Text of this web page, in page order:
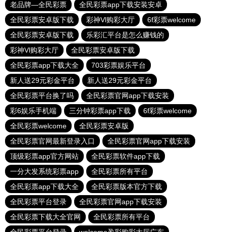
老品牌—全民彩票
全民彩票app下载安装安卓
全民彩票安卓版下载
彩神Vl购彩大厅
6f彩票welcome
全民彩票安卓版下载
乐彩汇平台是怎么赚钱的
彩神Vl购彩大厅
全民彩票安卓版下载
全民彩票app下载大全
703彩票娱乐平台
新人送29元彩金平台
新人送29元彩金平台
全民彩票平台换了吗
全民彩票官网app下载安装
彩6娱乐手机端
三分钟彩票app下载
6f彩票welcome
全民彩票welcome
全民彩票安卓版
全民彩票官网最新登录入口
全民彩票官网app下载安装
顶级彩票app官方网站
全民彩票软件app下载
一分大发系统彩票app
全民彩票所有平台
全民彩票app下载大全
全民彩票版本官方下载
全民彩票平台登录
全民彩票官网app下载安装
全民彩票下载大全官网
全民彩票所有平台